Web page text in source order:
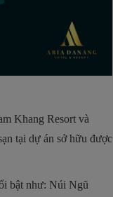
Khang Resort và
tại dự án sở hữu được
bật như: Núi Ngũ